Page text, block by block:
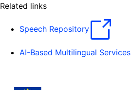
Related links
Speech Repository
AI-Based Multilingual Services